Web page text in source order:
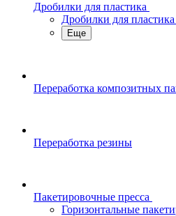
Дробилки для пластика
Дробилки для
Еще
Переработка композитных
Переработка резины
Пакетировочные пресса
Горизонтальные